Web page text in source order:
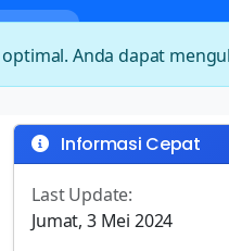
Informasi Cepat
Last Update:
Jumat, 3 Mei 2024
Anda dapat